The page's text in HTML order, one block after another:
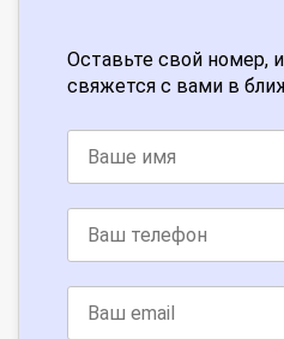
Оставьте свой номер,
свяжется с вами в